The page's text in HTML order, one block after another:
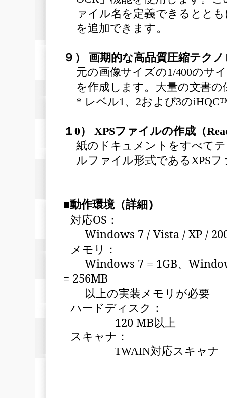
ァイル名を定義できるとと
を追加できます。
９） 画期的な高品質圧縮テク
元の画像サイズの1/400のサ
を作成します。大量の文書
* レベル1、2および3の
１0） XPSファイルの作成（
紙のドキュメントをすべて
ルファイル形式であるXPS
■動作環境（詳細）
対応OS ：
Windows 7 / Vista / XP /
メモリ：
Windows 7 = 1GB、
= 256MB
以上の実装メモリが必要
ハードディスク：
120 MB以上
スキャナ：
TWAIN対応スキャナ